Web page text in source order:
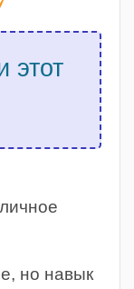
этот
но навык